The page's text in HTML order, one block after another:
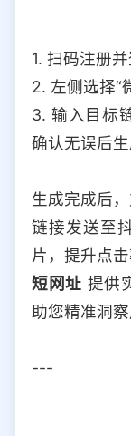
1. 扫码注册
2. 左侧选择“
3. 输入目标
确认无误后
生成完成后
链接发送至
片，提升点
短网址 提供
助您精准洞
---